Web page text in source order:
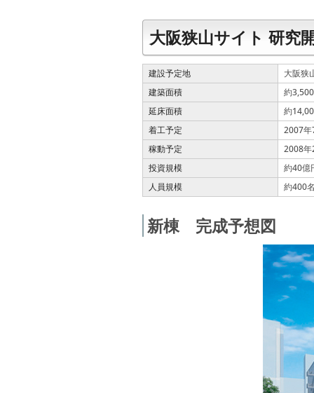
大阪狭山サイト 研究
建設予定地
大阪狭
建築面積
約
延床面積
約
着工予定
2007年
稼動予定
2008年
投資規模
約40億
人員規模
約400
新棟 完成予想図